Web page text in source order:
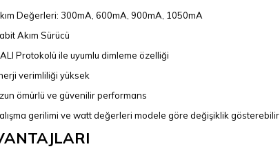
Değerleri: 300mA, 600mA, 900mA, 1050mA
Akım Sürücü
Protokolü ile uyumlu dimleme özelliği
verimliliği yüksek
ömürlü ve güvenilir performans
gerilimi ve watt değerleri modele göre değişiklik gösterebilir